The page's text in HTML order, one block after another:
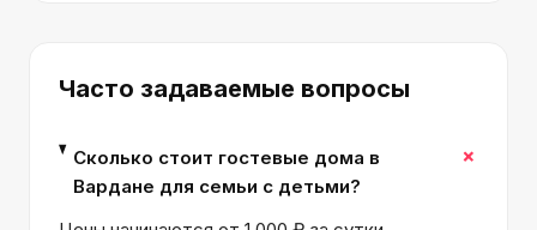
Часто задаваемые вопросы
Сколько стоит гостевые дома в
Вардане для семьи с детьми?
+